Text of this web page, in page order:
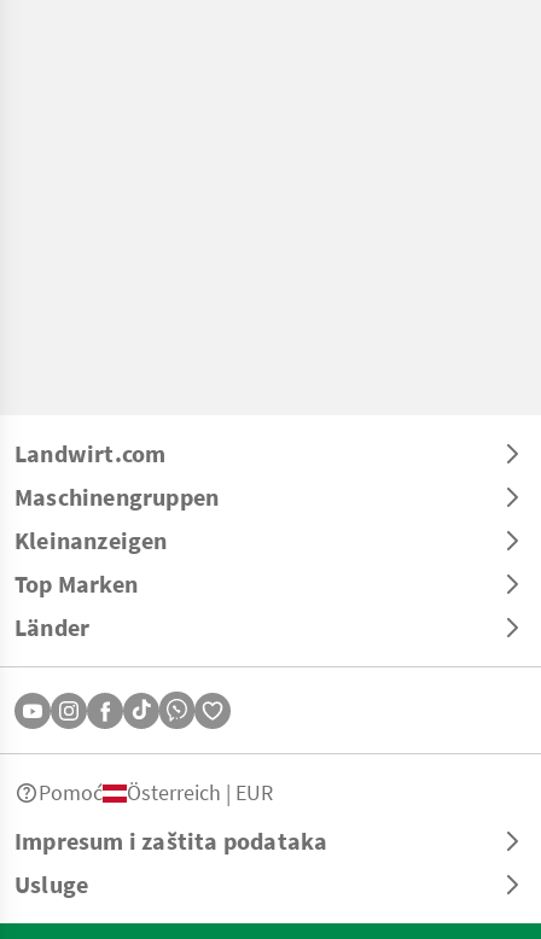
Landwirt.com
Maschinengruppen
Kleinanzeigen
Top Marken
Länder
Impresum i zaštita podataka
Usluge
Pomoć Österreich | EUR